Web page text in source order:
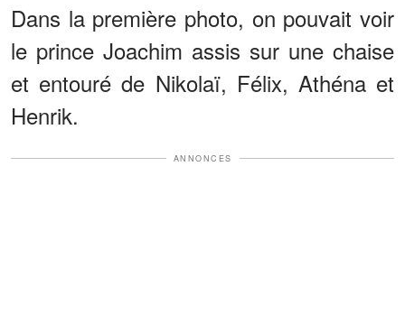
Dans la première photo, on pouvait voir
le prince Joachim assis sur une chaise
et entouré de Nikolaï, Félix, Athéna et
Henrik.
ANNONCES